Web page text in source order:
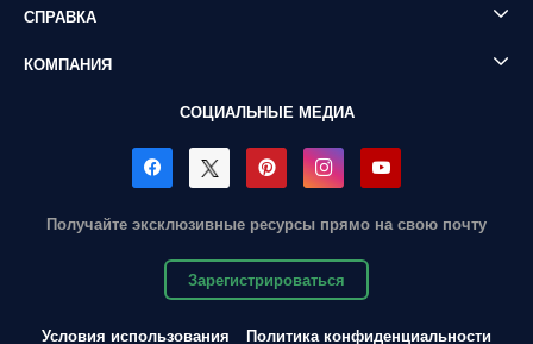
СПРАВКА
КОМПАНИЯ
СОЦИАЛЬНЫЕ МЕДИА
Получайте эксклюзивные ресурсы прямо на свою почту
Зарегистрироваться
Условия использования
Политика конфиденциальности